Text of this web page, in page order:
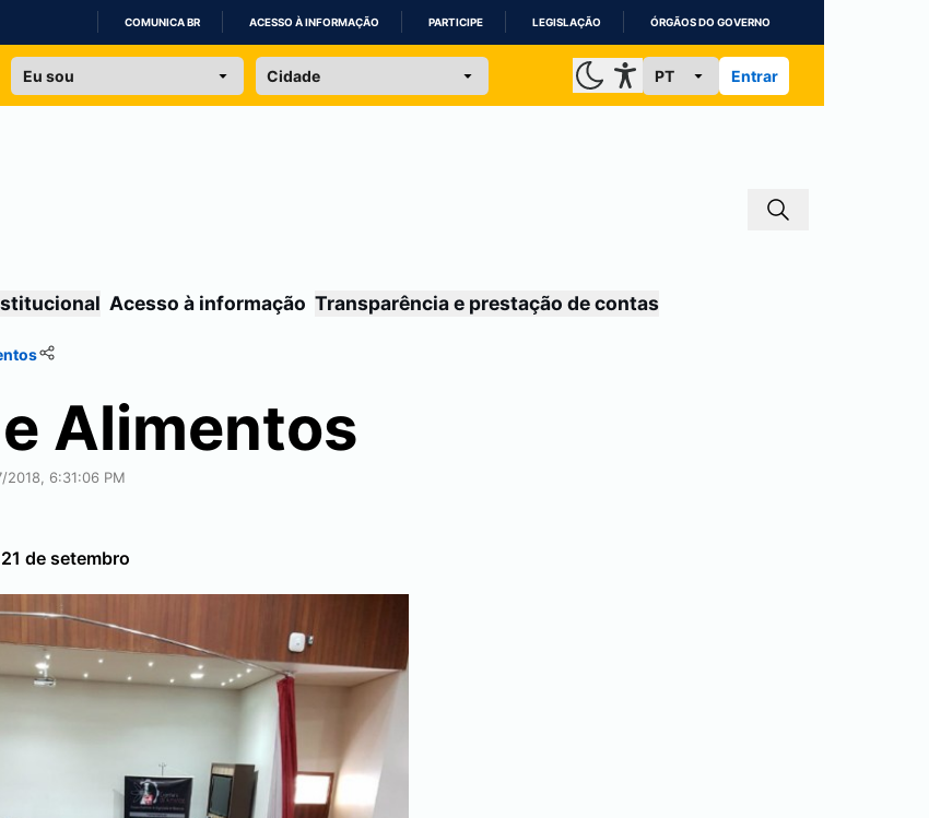
IR
COMUNICA BR ACESSO À INFORMAÇÃO PARTICIPE LEGISLAÇÃO ÓRGÃOS DO GOVERNO
Entrar
Acesso à informação Transparência e prestação de contas
Alimentos
2018, 6:31:06 PM
de setembro